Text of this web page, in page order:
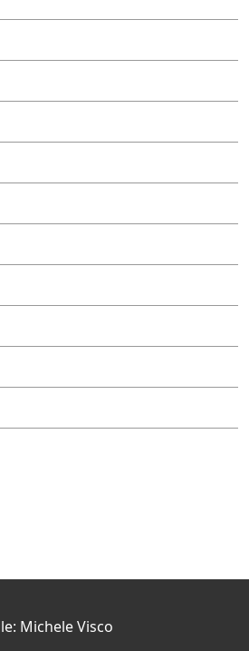
Michele Visco